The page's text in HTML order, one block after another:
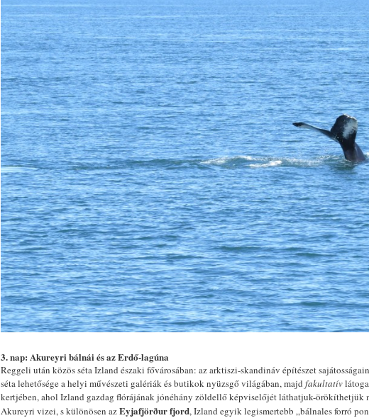
3. nap: Akureyri bálnái és az Erdő-lagúna
Reggeli után közös séta Izland északi fővárosában: az arktiszi-skandináv építészet
séta lehetősége a helyi művészeti galériák és butikok nyüzsgő világában, majd fakultatív
kertjében, ahol Izland gazdag flórájának jónéhány zöldellő képviselőjét láthatjuk-örökíthetjük
Akureyri vizei, s különösen azEyjafjörður fjord, Izland egyik legismertebb „bálnales forró